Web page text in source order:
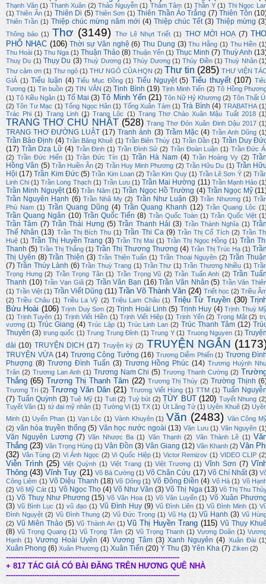
Thạnh Văn (1) Thanh Xuân (2) Thảo Nguyễn (1) Thâm Tâm (1) Thần Y (1) Thi Ngọc
(1) Thiên Ân (1) Thiên Di (5) Thiên Sơn (1) Thiên Thần Áo Trắng (7) Thiên Tôn
Thiên Trần (1) Thiệp chúc mừng năm mới (4) Thiệp chúc Tết (3) Thiệp mừng
Thông báo (1) Thơ (3149) Thơ Lê Nhựt Triết (1) THƠ MỜI HOẠ (7)
PHỔ NHẠC (106) Thời sự Văn nghệ (6) Thu Dung (3) Thu Hằng (1) Thu Hiền
Thu Hoài (1) Thu Nga (1) Thuận Thảo (8) Thuận Yến (1) Thục Minh (7) Thuỳ Anh
Thuỵ Du (1) Thụy Du (3) Thuỳ Dương (1) Thùy Dương (1) Thủy Điền (1) Thuỳ Nhân
Thư cảm ơn (1) Thư ngỏ (1) THƯ NGỎ CỦA HQN (2) Thư tin (285) THƯ VIỆN
GIẢ (1) Tiểu luận (4) Tiểu Mục Đồng (1) Tiểu Nguyệt (5) Tiểu thuyết (107)
Tương (1) Tin buồn (2) TIN VĂN (2) Tịnh Bình (19) Tịnh Minh Tiến (2) Tô Hồng
(1) Tô Kiều Ngân (1) Tố Mai (3) Tô Minh Yến (21) Tôn Nữ Hỷ Khương (2) Tôn Thất
(2) Tôn Tư Mạc (1) Tống Ngọc Hân (1) Tống Xuân Tám (1) Trà Bình (4) TRABATHA
Trác Phi (1) Trang Linh (1) Trang Lộc (1) Trang Thơ Chào Xuân Mậu Tuất 2018
TRANG THƠ CHỦ NHẬT (528) Trang Thơ Đón Xuân Đinh Dậu 2017
TRANG THƠ ĐƯỜNG LUẬT (17) Tranh ảnh (3) Trầm Mặc (4) Trần Anh Dũng
Trần Bảo Định (4) Trần Băng Khuê (1) Trần Biên Thùy (1) Trần Dần (1) Trần Duy
(17) Trần Dzạ Lữ (4) Trần Định (1) Trần Đình Sử (2) Trần Đoàn Luận (1) Trần Đức
(2) Trần Đức Hiển (1) Trần Đức Tín (1) Trần Hà Nam (4) Trần Hoàng Vy (2)
Hồng Vân (5) Trần Huiền Ân (2) Trần Huy Minh Phương (2) Trần Hữu Du (1) Trần
Hội (17) Trần Kim Đức (5) Trần Kim Loan (2) Trần Kim Quy (1) Trần Lê Sơn Ý (2)
Linh Chi (1) Trần Long Thạch (1) Trần Lưu (1) Trần Mai Hường (11) Trần Mạnh Hảo
Trần Minh Nguyệt (16) Trần Năm (1) Trần Ngọc Hồ Trường (4) Trần Ngọc Mỹ
Trần Nguyên Hạnh (6) Trần Nhã My (2) Trần Như Luận (3) Trần Nhương (1)
Phù Nam (1) Trần Quang Dũng (4) Trần Quang Khanh (12) Trần Quang Lộc
Trần Quang Ngân (10) Trần Quốc Tiến (8) Trần Quốc Toàn (1) Trần Quốc Việt
Trần Tâm (7) Trần Thái Hưng (5) Trần Thanh Hải (3) Trần Thành Nghĩa (1)
Thế Nhân (13) Trần Thị Bích Thu (1) Trần Thi Ca (9) Trần Thị Cổ Tích (2) Trần
Huệ (1) Trần Thị Huyền Trang (3) Trần Thị Mai (1) Trần Thị Ngọc Hồng (1) Trần
Thanh (5) Trần Thị Thắng (1) Trần Thị Thương Thương (4) Trần Thị Trúc Hạ (1)
Thị Uyên (8) Trần Thiện (3) Trần Thiện Tuấn (1) Trần Thoại Nguyên (2) Trần
(7) Trần Thúy Lành (6) Trần Thuỳ Trang (1) Trần Thư (1) Trần Thương Nhiều (1)
Trọng Hưng (2) Trần Trọng Tân (1) Trần Trọng Vũ (2) Trần Tuấn Anh (2) Trần
Thanh (10) Trần Vạn Giã (2) Trần Văn Bạn (16) Trần Văn Nhân (5) Trần Văn
(1) Trần Việt (1) Trần Viết Dũng (11) Trần Võ Thành Văn (24) Triết học (2) Triều
(2) Triều Châu (1) Triều La Vỹ (2) Triệu Lam Châu (1) Triệu Từ Truyền (30)
Bửu Hoài (106) Trịnh Duy Sơn (2) Trịnh Hoài Linh (5) Trịnh Huy (4) Trịnh Thuỳ
(1) Trịnh Tuyên (1) Trịnh Viết Hiền (1) Trịnh Viết Hiệp (1) Trịnh Yến (2) Trọng Mật (2)
vương (1) Trúc Giang (4) Trúc Lập (1) Trúc Linh Lan (2) Trúc Thanh Tâm (12)
Thuyên (3) trung quốc (1) Trung Trung Đỉnh (1) Trung Y (1) Truong Nguyen (1)
dài (10) TRUYỆN DỊCH (17) Truyện ký (2) TRUYỆN NGẮN
TRUYỆN VỪA (14) Trương Công Tưởng (16) Trương Diễm Phiến (1) Trương
Phượng (8) Trương Đình Tuấn (3) Trương Hồng Phúc (14) Trương Huỳnh
Trân (2) Trương Lan Anh (1) Trương Nam Chi (5) Trương Thanh Cường (2)
Thắng (65) Trương Thị Thanh Tâm (22) Trương Thị Thúy (2) Trường Thịnh
Trương Tri (2) Trương Văn Dân (21) Trương Viết Hùng (1) TTM (1) Tuấn
(7) Tuấn Quỳnh (3) Tuệ Mỹ (1) Tuti (2) Tuỳ bút (2) TÙY BÚT (120) Tuyết Nhung
Tuyết Vân (1) tứ đại mỹ nhân (1) Tường Vi (1) TX (1) Út Lãng Tử (1) Uyên Khuê (2)
Minh (1) Uyển Phan (1) Vạn Lộc (1) Vành Khuyên (1) Văn (2483) Văn Công
(2) văn hóa truyền thống (5) Văn học nước ngoài (13) Văn Lưu (1) Văn Nguyên
Văn Nguyên Lương (7) Văn Nhược Ba (1) Văn Thạnh (2) Văn Thành Lê (1)
Thắng (23) Văn Trọng Hùng (1) Vân Đồn (3) Vân Giang (12) Vân Khanh (2) Vân
(32) Vân Tùng (2) Vi Ánh Ngọc (2) Vi Quốc Hiệp (1) Victor Remizov (1) VIDEO CLIP
Viễn Trình (25) Việt Quỳnh (1) Việt Trang (1) Việt Trương (1) Vĩnh Sơn (7)
Thông (43) Vĩnh Tuy (21) Võ Bá Cường (1) Võ Chân Cửu (17) Võ Chí Nhất (3)
Công Liêm (1) Võ Diệu Thanh (18) Võ Dõng (1) Võ Đông Điền (4) Võ Hà (1) Võ
(2) Võ Mỹ Cát (1) Võ Ngọc Thọ (4) Võ Như Văn (3) Võ Thị Nga (13) Võ Thị Thu
(1) Võ Thuỵ Như Phương (15) Võ Văn Hoa (1) Võ Văn Luyến (1) Võ Xuân
(3) Vũ Bình Lục (1) vũ đạo (1) Vũ Đình Huy (9) Vũ Đình Liên (1) Vũ Đình Minh (1)
Đình Nguyệt (2) Vũ Đình Thung (2) Vũ Đức Trọng (1) Vũ Hạ (1) Vũ Hạnh (3) Vũ
(2) Vũ Miên Thảo (5) Vũ Thành An (1) Vũ Thị Huyền Trang (115) Vũ Thụy
(8) Vũ Trọng Quang (1) Vũ Trọng Tâm (2) Vũ Trọng Thanh (1) Vương Doãn (1)
Hạnh (1) Vương Hoài Uyên (4) Vương Tâm (3) Xanh Nguyên (4) Xuân Đài
Xuân Phong (6) Xuân Phương (1) Xuân Tiến (20) Ý Thu (3) Yên Kha (7) Ziken (2)
-------------------------------------------------------------------------
+ 817 TÁC GIẢ CÓ BÀI ĐĂNG TRÊN HƯƠNG QUÊ NHÀ
-------------------------------------------------------------------------